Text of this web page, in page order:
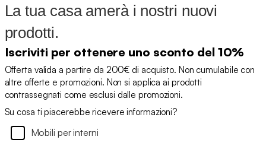
La tua casa amerà i nostri nuovi
prodotti.
Iscriviti per ottenere uno sconto del 10%
Offerta valida a partire da 200€ di acquisto. Non cumulabile con
altre offerte e promozioni. Non si applica ai prodotti
contrassegnati come esclusi dalle promozioni.
Su cosa ti piacerebbe ricevere informazioni?
Mobili per interni